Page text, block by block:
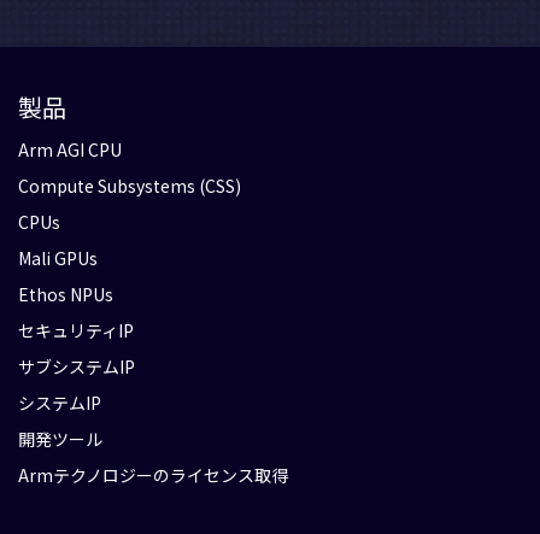
製品
Arm AGI CPU
Compute Subsystems (CSS)
CPUs
Mali GPUs
Ethos NPUs
セキュリティIP
サブシステムIP
システムIP
開発ツール
Armテクノロジーのライセンス取得